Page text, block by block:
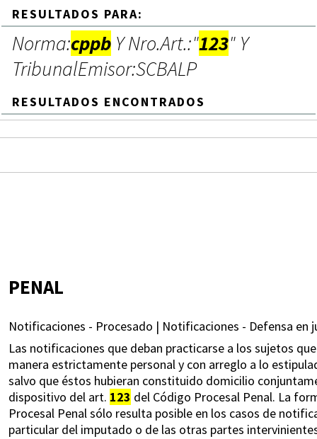
RESULTADOS PARA:
Norma:cppb Y Nro.Art.:"123" Y
TribunalEmisor:SCBALP
RESULTADOS ENCONTRADOS
PENAL
Notificaciones - Procesado | Notificaciones - Defensa en
Las notificaciones que deban practicarse a los sujetos
manera estrictamente personal y con arreglo a lo
salvo que éstos hubieran constituido domicilio
dispositivo del art. 123 del Código Procesal Penal. La
Procesal Penal sólo resulta posible en los casos de
particular del imputado o de las otras partes